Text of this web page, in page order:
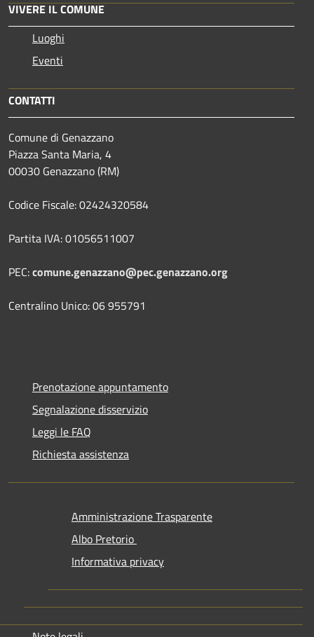
VIVERE IL COMUNE
Luoghi
Eventi
CONTATTI
Comune di Genazzano
Piazza Santa Maria, 4
00030 Genazzano (RM)
Codice Fiscale: 02424320584
Partita IVA: 01056511007
PEC:comune.genazzano@pec.genazzano.org
Centralino Unico: 06 955791
Prenotazione appuntamento
Segnalazione disservizio
Leggi le FAQ
Richiesta assistenza
Amministrazione Trasparente
Albo Pretorio
Informativa privacy